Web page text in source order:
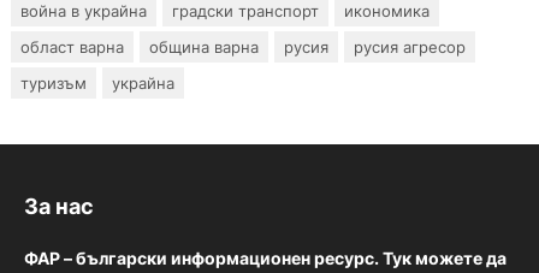
война в украйна
градски транспорт
икономика
област варна
община варна русия
русия агресор
туризъм
украйна
За нас
ФАР – български информационен ресурс. Тук можете да